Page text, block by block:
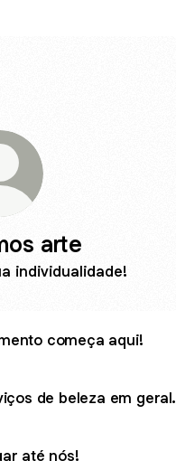
arte
individualidade!
começa aqui!
de beleza em geral.
até nós!